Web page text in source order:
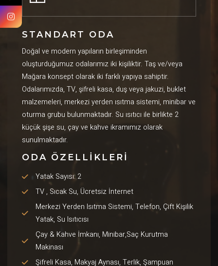
STANDART ODA
Doğal ve modern yapıların birleşiminden
oluşturduğumuz odalarımız iki kişiliktir. Taş ve/veya
Mağara konsept olarak iki farklı yapıya sahiptir.
Odalarımızda, TV, şifreli kasa, duş veya jakuzi, buklet
malzemeleri, merkezi yerden ısıtma sistemi, minibar ve
oturma grubu bulunmaktadır. Su ısıtıcı ile birlikte 2
küçük şişe su, çay ve kahve ikramımız olarak
sunulmaktadır.
ODA ÖZELLİKLERİ
Yatak Sayısı: 2
TV , Sıcak Su, Ücretsiz İnternet
Merkezi Yerden Isıtma Sistemi, Telefon, Çift Kişilik
Yatak, Su Isıtıcısı
Çay & Kahve İmkanı, Minibar,Saç Kurutma
Makinası
Şifreli Kasa, Makyaj Aynası, Terlik, Şampuan